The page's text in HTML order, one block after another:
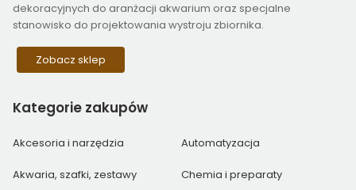
dekoracyjnych do aranżacji akwarium oraz specjalne
stanowisko do projektowania wystroju zbiornika.
Zobacz sklep
Kategorie zakupów
Akcesoria i narzędzia Automatyzacja
Akwaria, szafki, zestawy Chemia i preparaty